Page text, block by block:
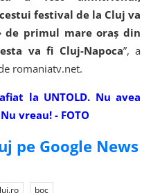
festival de la Cluj va
de primul mare oraş din
va fi Cluj-Napoca”, a
romaniatv.net.
la UNTOLD. Nu avea
vreau! - FOTO
pe Google News
boc